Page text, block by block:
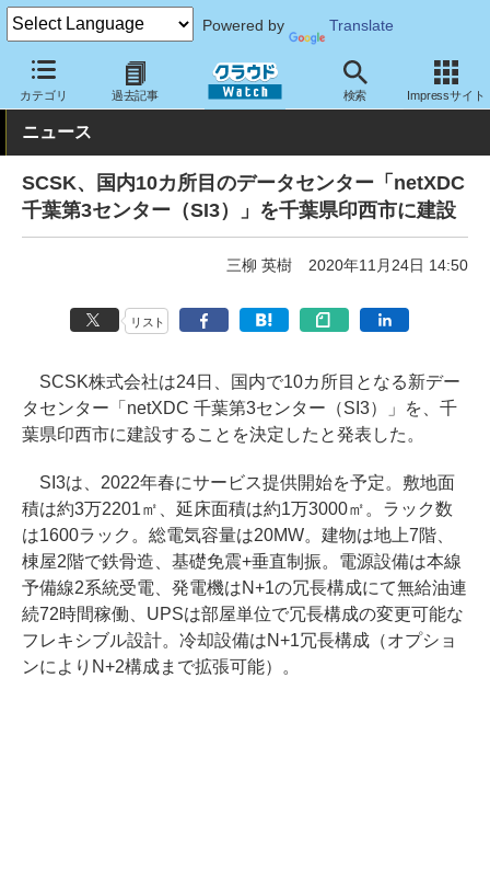
Powered by Translate
カテゴリ 過去記事 検索 Impressサイト
クラウド Watch ハード・インフラ データセンター
ニュース
SCSK、国内10カ所目のデータセンター「netXDC
千葉第3センター（SI3）」を千葉県印西市に建設
三柳 英樹 2020年11月24日 14:50
リスト
SCSK株式会社は24日、国内で10カ所目となる新デー
タセンター「netXDC 千葉第3センター（SI3）」を、千
葉県印西市に建設することを決定したと発表した。
SI3は、2022年春にサービス提供開始を予定。敷地面
積は約3万2201㎡、延床面積は約1万3000㎡。ラック数
は1600ラック。総電気容量は20MW。建物は地上7階、
棟屋2階で鉄骨造、基礎免震+垂直制振。電源設備は本線
予備線2系統受電、発電機はN+1の冗長構成にて無給油連
続72時間稼働、UPSは部屋単位で冗長構成の変更可能な
フレキシブル設計。冷却設備はN+1冗長構成（オプショ
ンによりN+2構成まで拡張可能）。